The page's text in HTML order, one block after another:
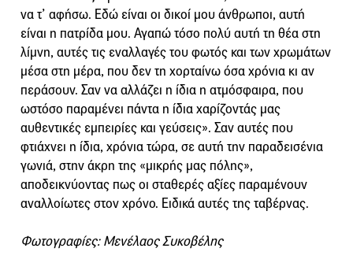
να τ’ αφήσω. Εδώ είναι οι δικοί μου άνθρωποι, αυτή
είναι η πατρίδα μου. Αγαπώ τόσο πολύ αυτή τη θέα στη
λίμνη, αυτές τις εναλλαγές του φωτός και των χρωμάτων
μέσα στη μέρα, που δεν τη χορταίνω όσα χρόνια κι αν
περάσουν. Σαν να αλλάζει η ίδια η ατμόσφαιρα, που
ωστόσο παραμένει πάντα η ίδια χαρίζοντάς μας
αυθεντικές εμπειρίες και γεύσεις». Σαν αυτές που
φτιάχνει η ίδια, χρόνια τώρα, σε αυτή την παραδεισένια
γωνιά, στην άκρη της «μικρής μας πόλης»,
αποδεικνύοντας πως οι σταθερές αξίες παραμένουν
αναλλοίωτες στον χρόνο. Ειδικά αυτές της ταβέρνας.
Φωτογραφίες: Μενέλαος Συκοβέλης